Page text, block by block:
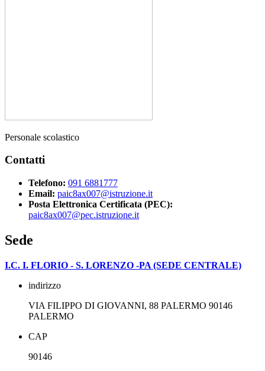
Personale scolastico
Contatti
Telefono: 091 6881777
Email: paic8ax007@istruzione.it
Posta Elettronica Certificata (PEC):
paic8ax007@pec.istruzione.it
Sede
I.C. I. FLORIO - S. LORENZO -PA (SEDE CENTRALE)
indirizzo
VIA FILIPPO DI GIOVANNI, 88 PALERMO 90146
PALERMO
CAP
90146